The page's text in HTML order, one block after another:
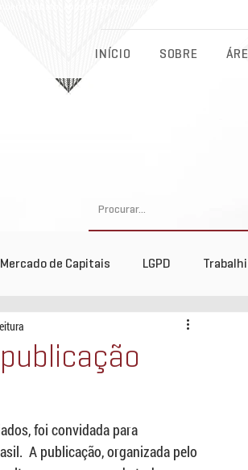
INÍCIO SOBRE
Mercado de Capitais LGPD
foi convidada para
A publicação, organizada pelo